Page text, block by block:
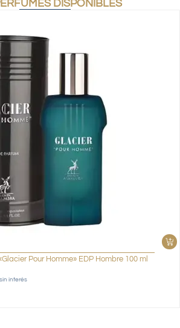
DISPONIBLES
Pour Homme» EDP Hombre 100 ml
interés